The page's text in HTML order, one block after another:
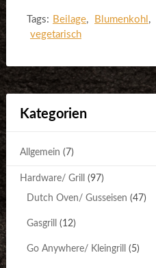
Tags: Beilage, Blumenkohl ,
vegetarisch
Kategorien
Allgemein (7)
Hardware/ Grill (97)
Dutch Oven/ Gusseisen (47)
Gasgrill (12)
Go Anywhere/ Kleingrill (5)